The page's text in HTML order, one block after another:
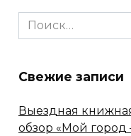
Search
for:
Свежие записи
Выездная
обзор «Мой город